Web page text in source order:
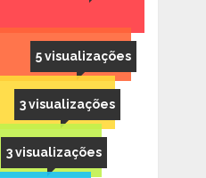
5 visualizações
3 visualizações
3 visualizações